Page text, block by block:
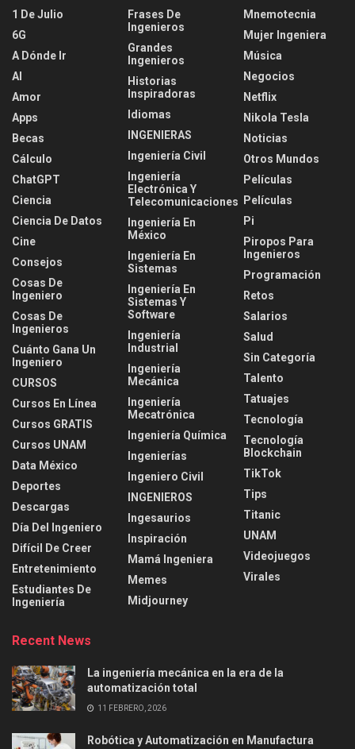
1 De Julio
6G
A Dónde Ir
AI
Amor
Apps
Becas
Cálculo
ChatGPT
Ciencia
Ciencia De Datos
Cine
Consejos
Cosas De
Ingeniero
Cosas De
Ingenieros
Cuánto Gana Un
Ingeniero
CURSOS
Cursos En Línea
Cursos GRATIS
Cursos UNAM
Data México
Deportes
Descargas
Día Del Ingeniero
Difícil De Creer
Entretenimiento
Estudiantes De
Ingeniería
Frases De
Ingenieros
Grandes
Ingenieros
Historias
Inspiradoras
Idiomas
INGENIERAS
Ingeniería Civil
Ingeniería
Electrónica Y
Telecomunicaciones
Ingeniería En
México
Ingeniería En
Sistemas
Ingeniería En
Sistemas Y
Software
Ingeniería
Industrial
Ingeniería
Mecánica
Ingeniería
Mecatrónica
Ingeniería Química
Ingenierías
Ingeniero Civil
INGENIEROS
Ingesaurios
Inspiración
Mamá Ingeniera
Memes
Midjourney
Mnemotecnia
Mujer Ingeniera
Música
Negocios
Netflix
Nikola Tesla
Noticias
Otros Mundos
Películas
Películas
Pi
Piropos Para
Ingenieros
Programación
Retos
Salarios
Salud
Sin Categoría
Talento
Tatuajes
Tecnología
Tecnología
Blockchain
TikTok
Tips
Titanic
UNAM
Videojuegos
Virales
Recent News
La ingeniería mecánica en la era de la
automatización total
11 FEBRERO, 2026
Robótica y Automatización en Manufactura